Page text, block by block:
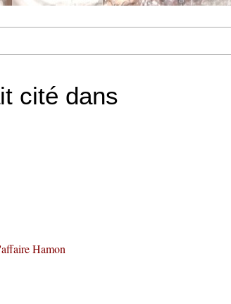
cité dans
Hamon